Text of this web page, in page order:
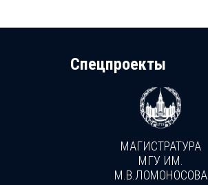
Cпецпроекты
МАГИСТРАТУРА
МГУ ИМ.
М.В.ЛОМОНОСОВА